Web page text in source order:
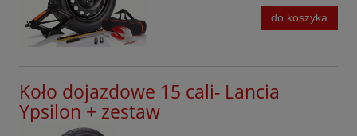
do koszyka
Koło dojazdowe 15 cali- Lancia
Ypsilon + zestaw